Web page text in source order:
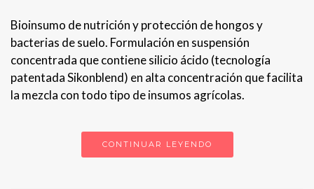
Bioinsumo de nutrición y protección de hongos y
bacterias de suelo. Formulación en suspensión
concentrada que contiene silicio ácido (tecnología
patentada Sikonblend) en alta concentración que facilita
la mezcla con todo tipo de insumos agrícolas.
CONTINUAR LEYENDO